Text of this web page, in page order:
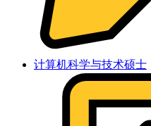
计算机科学与技术硕士